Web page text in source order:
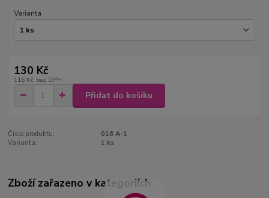
Varianta
130 Kč
116 Kč bez DPH
Přidat do košíku
Číslo produktu:
018 A-1
Varianta:
1 ks
Zboží zařazeno v kategoriích